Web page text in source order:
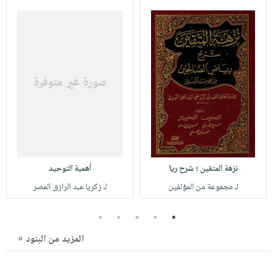
اكسسوارات
ملابس
مطرزات
حقائب
حلي
عناية
بالذات
صابون
أطفال
مناسبات
القراءة
iKitab
حدود
وفرات
عن
الشركة
سياسة
الشركة
فيديوهات
أسئلة
يتكرر
حسابك
لائحة
الأمنيات
التسوق
نزهة المتقين ؛ شرح ريا
لـ مجموعة من المؤلفين
أهمية التوحيد
لـ زكريا عبد الرازق المصر
1
2
3
4
5
المزيد من البنود »